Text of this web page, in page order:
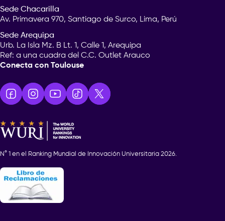
Sede Chacarilla
Av. Primavera 970, Santiago de Surco, Lima, Perú
Sede Arequipa
Urb. La Isla Mz. B Lt. 1, Calle 1, Arequipa
Ref: a una cuadra del C.C. Outlet Arauco
Conecta con Toulouse
N° 1 en el Ranking Mundial de Innovación Universitaria 2026.